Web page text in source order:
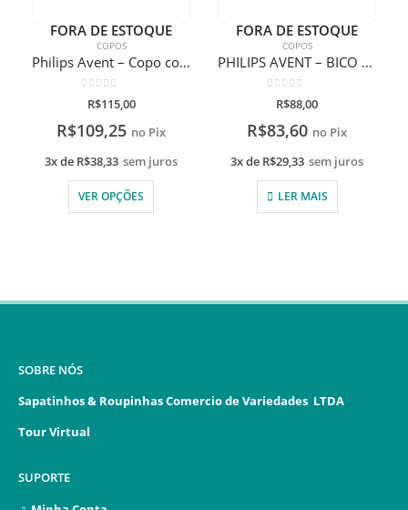
FORA DE ESTOQUE
COPOS
Philips Avent – Copo com Canudo – Dinossauro 200Ml com Gravação a laser
de 5
R$115,00
R$109,25 no Pix
3x de R$38,33 sem juros
VER OPÇÕES
FORA DE ESTOQUE
COPOS
PHILIPS AVENT – BICO RÍGIDO ANTI-VAZAMENTO PINGUIM – 340ML
de 5
R$88,00
R$83,60 no Pix
3x de R$29,33 sem juros
LER MAIS
SOBRE NÓS
Sapatinhos & Roupinhas Comercio de Variedades LTDA
Tour Virtual
SUPORTE